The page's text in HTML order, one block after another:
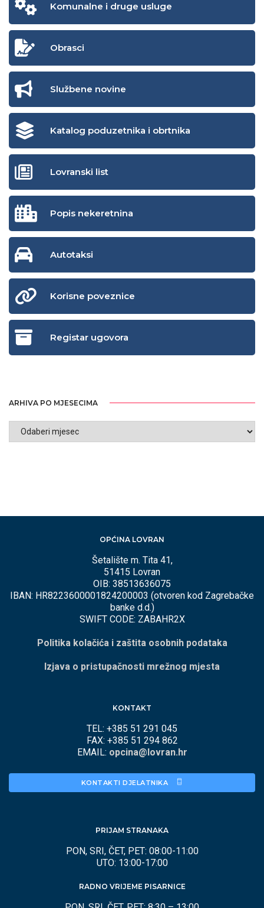
Komunalne i druge usluge
Obrasci
Službene novine
Katalog poduzetnika i obrtnika
Lovranski list
Popis nekeretnina
Autotaksi
Korisne poveznice
Registar ugovora
ARHIVA PO MJESECIMA
ARHIVA
PO
OPĆINA LOVRAN
Šetalište m. Tita 41,
51415 Lovran
OIB: 38513636075
IBAN: HR8223600001824200003 (otvoren kod Zagrebačke
banke d.d.)
SWIFT CODE: ZABAHR2X
Politika kolačića i zaštita osobnih podataka
Izjava o pristupačnosti mrežnog mjesta
KONTAKT
TEL: +385 51 291 045
FAX: +385 51 294 862
EMAIL: opcina@lovran.hr
KONTAKTI DJELATNIKA
PRIJAM STRANAKA
PON, SRI, ČET, PET: 08:00-11:00
UTO: 13:00-17:00
RADNO VRIJEME PISARNICE